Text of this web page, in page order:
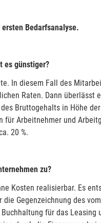
Bedarfsanalyse.
es günstiger?
In diesem Fall des
Raten. Dann
Bruttogehalts in Höhe
für Arbeitnehmer und
20 %.
zu?
Kosten realisierbar. Es
Gegenzeichnung des
für das Leasing